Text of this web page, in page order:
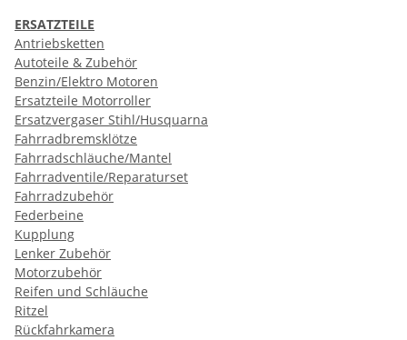
ERSATZTEILE
Antriebsketten
Autoteile & Zubehör
Benzin/Elektro Motoren
Ersatzteile Motorroller
Ersatzvergaser Stihl/Husquarna
Fahrradbremsklötze
Fahrradschläuche/Mantel
Fahrradventile/Reparaturset
Fahrradzubehör
Federbeine
Kupplung
Lenker Zubehör
Motorzubehör
Reifen und Schläuche
Ritzel
Rückfahrkamera